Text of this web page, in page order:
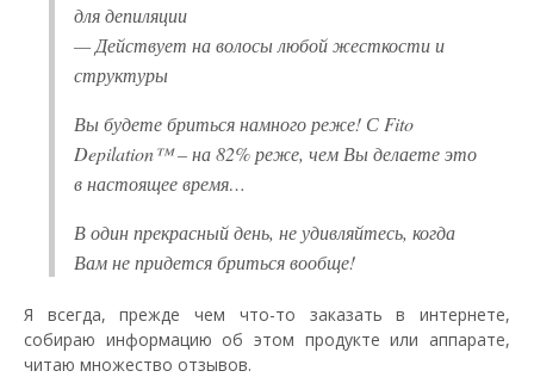
для депиляции
— Действует на волосы любой жесткости и
структуры
Вы будете бриться намного реже! С Fito
Depilation™ – на 82% реже, чем Вы делаете это
в настоящее время…
В один прекрасный день, не удивляйтесь, когда
Вам не придется бриться вообще!
Я всегда, прежде чем что-то заказать в интернете,
собираю информацию об этом продукте или аппарате,
читаю множество отзывов.